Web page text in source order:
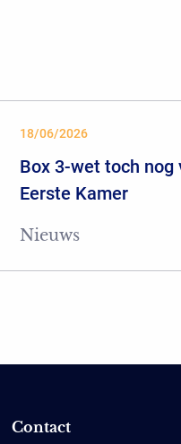
18/06/2026
Box 3-wet toch nog
Eerste Kamer
Nieuws
Contact